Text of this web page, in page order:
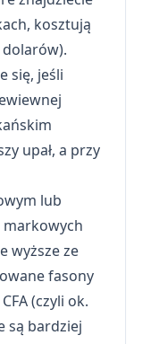
kosztują
dolarów).
się, jeśli
upał, a przy
lub
wyższe ze
fasony
(czyli ok.
są bardziej